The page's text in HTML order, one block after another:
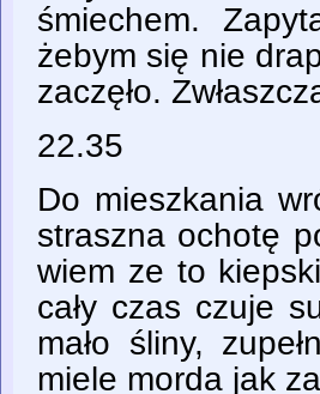
śmiechem.
żebym się nie
zaczęło.
22.35
Do mieszkania
straszna ochotę
wiem ze to
cały czas czuje
mało śliny,
miele morda jak